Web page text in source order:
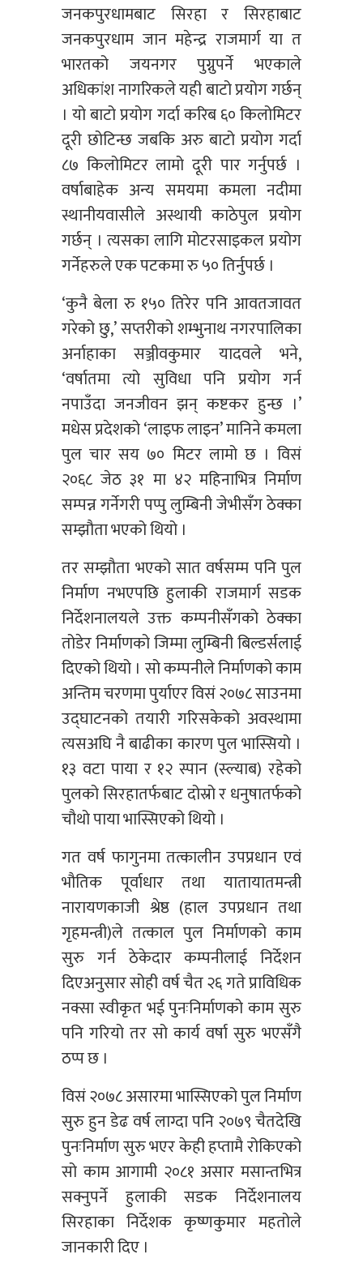
जनकपुरधामबाट सिरहा र सिरहाबाट
जनकपुरधाम जान महेन्द्र राजमार्ग या त
भारतको जयनगर पुग्नुपर्ने भएकाले
अधिकांश नागरिकले यही बाटो प्रयोग गर्छन्
। यो बाटो प्रयोग गर्दा करिब ६० किलोमिटर
दूरी छोटिन्छ जबकि अरु बाटो प्रयोग गर्दा
८७ किलोमिटर लामो दूरी पार गर्नुपर्छ ।
वर्षाबाहेक अन्य समयमा कमला नदीमा
स्थानीयवासीले अस्थायी काठेपुल प्रयोग
गर्छन् । त्यसका लागि मोटरसाइकल प्रयोग
गर्नेहरुले एक पटकमा रु ५० तिर्नुपर्छ ।
‘कुनै बेला रु १५० तिरेर पनि आवतजावत
गरेको छु,’ सप्तरीको शम्भुनाथ नगरपालिका
अर्नाहाका सञ्जीवकुमार यादवले भने,
‘वर्षातमा त्यो सुविधा पनि प्रयोग गर्न
नपाउँदा जनजीवन झन् कष्टकर हुन्छ ।’
मधेस प्रदेशको ‘लाइफ लाइन’ मानिने कमला
पुल चार सय ७० मिटर लामो छ । विसं
२०६८ जेठ ३१ मा ४२ महिनाभित्र निर्माण
सम्पन्न गर्नेगरी पप्पु लुम्बिनी जेभीसँग ठेक्का
सम्झौता भएको थियो ।
तर सम्झौता भएको सात वर्षसम्म पनि पुल
निर्माण नभएपछि हुलाकी राजमार्ग सडक
निर्देशनालयले उक्त कम्पनीसँगको ठेक्का
तोडेर निर्माणको जिम्मा लुम्बिनी बिल्डर्सलाई
दिएको थियो । सो कम्पनीले निर्माणको काम
अन्तिम चरणमा पुर्याएर विसं २०७८ साउनमा
उद्घाटनको तयारी गरिसकेको अवस्थामा
त्यसअघि नै बाढीका कारण पुल भास्सियो ।
१३ वटा पाया र १२ स्पान (स्ल्याब) रहेको
पुलको सिरहातर्फबाट दोस्रो र धनुषातर्फको
चौथो पाया भास्सिएको थियो ।
गत वर्ष फागुनमा तत्कालीन उपप्रधान एवं
भौतिक पूर्वाधार तथा यातायातमन्त्री
नारायणकाजी श्रेष्ठ (हाल उपप्रधान तथा
गृहमन्त्री)ले तत्काल पुल निर्माणको काम
सुरु गर्न ठेकेदार कम्पनीलाई निर्देशन
दिएअनुसार सोही वर्ष चैत २६ गते प्राविधिक
नक्सा स्वीकृत भई पुनःनिर्माणको काम सुरु
पनि गरियो तर सो कार्य वर्षा सुरु भएसँगै
ठप्प छ ।
विसं २०७८ असारमा भास्सिएको पुल निर्माण
सुरु हुन डेढ वर्ष लाग्दा पनि २०७९ चैतदेखि
पुनःनिर्माण सुरु भएर केही हप्तामै रोकिएको
सो काम आगामी २०८१ असार मसान्तभित्र
सक्नुपर्ने हुलाकी सडक निर्देशनालय
सिरहाका निर्देशक कृष्णकुमार महतोले
जानकारी दिए ।